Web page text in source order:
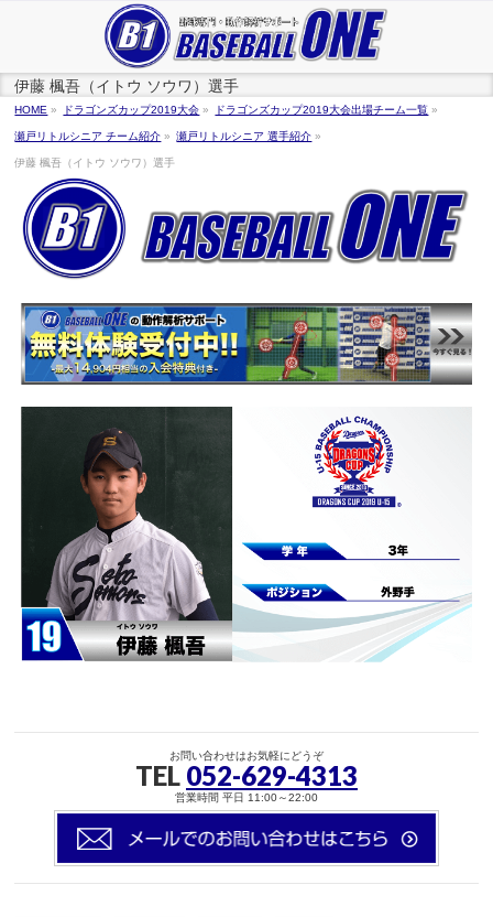
伊藤 楓吾（イトウ ソウワ）選手
HOME » ドラゴンズカップ2019大会 » ドラゴンズカップ2019大会出場チーム一覧 »
瀬戸リトルシニア チーム紹介 » 瀬戸リトルシニア 選手紹介 »
伊藤 楓吾（イトウ ソウワ）選手
お問い合わせはお気軽にどうぞ
TEL 052-629-4313
営業時間 平日 11:00～22:00